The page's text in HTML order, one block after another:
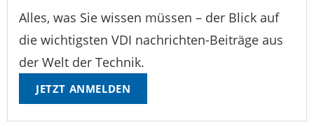
Alles, was Sie wissen müssen – der Blick auf
die wichtigsten VDI nachrichten-Beiträge aus
der Welt der Technik.
JETZT ANMELDEN